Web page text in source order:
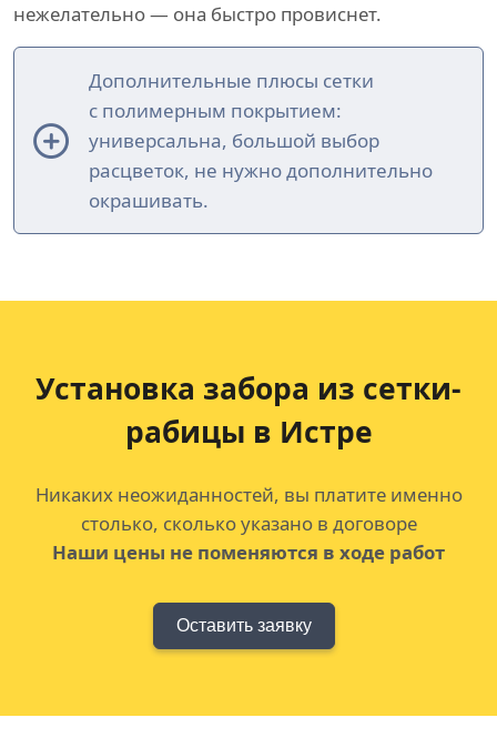
нежелательно — она быстро провиснет.
Дополнительные плюсы сетки
с полимерным покрытием:
универсальна, большой выбор
расцветок, не нужно дополнительно
окрашивать.
Установка забора из сетки-
рабицы в Истре
Никаких неожиданностей, вы платите именно
столько, сколько указано в договоре
Наши цены не поменяются в ходе работ
Оставить заявку